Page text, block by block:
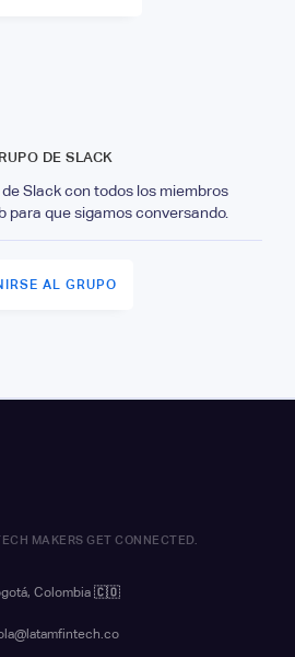
DE SLACK
Slack con todos los miembros
para que sigamos conversando.
AL GRUPO
MAKERS GET CONNECTED.
Colombia 🇨🇴